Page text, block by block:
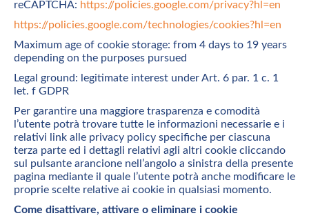
reCAPTCHA: https://policies.google.com/privacy?hl=en
https://policies.google.com/technologies/cookies?hl=en
Maximum age of cookie storage: from 4 days to 19 years
depending on the purposes pursued
Legal ground: legitimate interest under Art. 6 par. 1 c. 1
let. f GDPR
Per garantire una maggiore trasparenza e comodità
l’utente potrà trovare tutte le informazioni necessarie e i
relativi link alle privacy policy specifiche per ciascuna
terza parte ed i dettagli relativi agli altri cookie cliccando
sul pulsante arancione nell’angolo a sinistra della presente
pagina mediante il quale l’utente potrà anche modificare le
proprie scelte relative ai cookie in qualsiasi momento.
Come disattivare, attivare o eliminare i cookie